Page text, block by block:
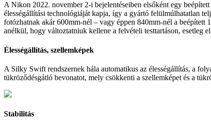
A Nikon 2022. november 2-i bejelentéseiben elsőként egy
élességállítási technológiáját kapja, így a gyártó felülmúlhatatlan
fotózhatnak akár 600mm-nél – vagy éppen 840mm-nél a
anélkül, hogy változtatniuk kellene a felvételi testtartáson, esetleg
Élességállítás, szellemképek
A Silky Swift rendszernek hála automatikus az élességállítás, a
tükröződésgátló bevonatot, mely csökkenti a szellemképet és a
Stabilitás